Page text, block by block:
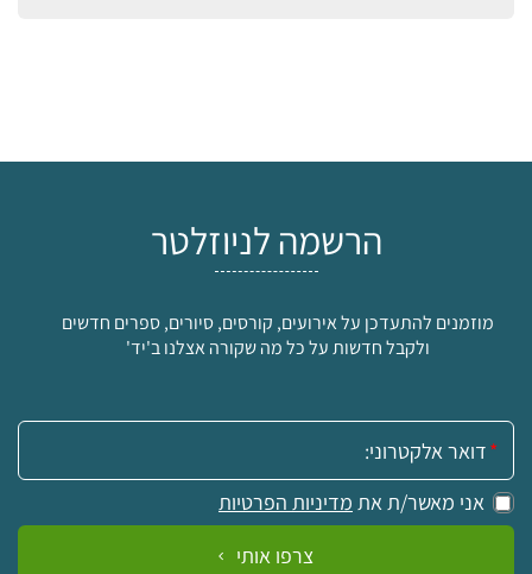
הרשמה לניוזלטר
מוזמנים להתעדכן על אירועים, קורסים, סיורים, ספרים חדשים
ולקבל חדשות על כל מה שקורה אצלנו ב'יד'
אימייל:
אני מאשר/ת את מדיניות הפרטיות
צרפו אותי